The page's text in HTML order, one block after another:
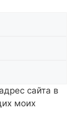
сайта в
моих